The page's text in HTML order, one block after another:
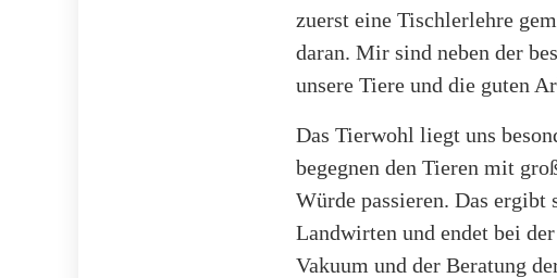
zuerst eine Tischlerlehre
daran. Mir sind neben der
unsere Tiere und die guten
Das Tierwohl liegt uns
begegnen den Tieren mit
Würde passieren. Das ergibt
Landwirten und endet bei
Vakuum und der Beratung